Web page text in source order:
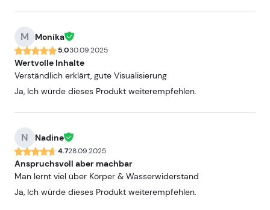
M Monika
5.030.09.2025
Wertvolle Inhalte
Verständlich erklärt, gute Visualisierung
Ja, Ich würde dieses Produkt weiterempfehlen.
N Nadine
4.728.09.2025
Anspruchsvoll aber machbar
Man lernt viel über Körper & Wasserwiderstand
Ja, Ich würde dieses Produkt weiterempfehlen.